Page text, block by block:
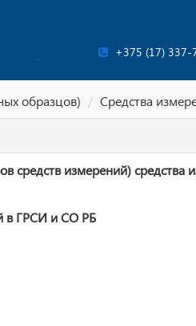
+375 (17) 337-
образцов) Средства
средств измерений) средства
в ГРСИ и СО РБ